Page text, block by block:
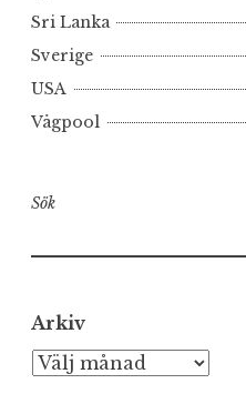
Sri Lanka
Sverige
USA
Vågpool
Sök
Arkiv
Arkiv